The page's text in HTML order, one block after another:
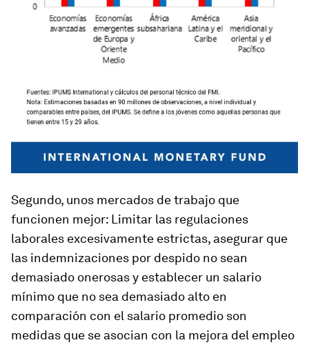
Segundo, unos mercados de trabajo que
funcionen mejor: Limitar las regulaciones
laborales excesivamente estrictas, asegurar que
las indemnizaciones por despido no sean
demasiado onerosas y establecer un salario
mínimo que no sea demasiado alto en
comparación con el salario promedio son
medidas que se asocian con la mejora del empleo